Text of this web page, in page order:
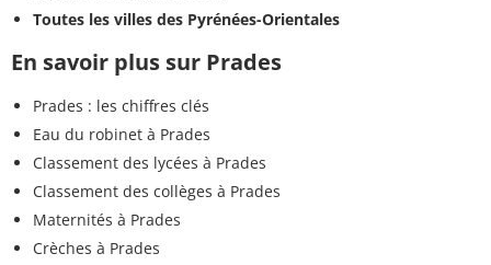
Toutes les villes des Pyrénées-Orientales
En savoir plus sur Prades
Prades : les chiffres clés
Eau du robinet à Prades
Classement des lycées à Prades
Classement des collèges à Prades
Maternités à Prades
Crèches à Prades